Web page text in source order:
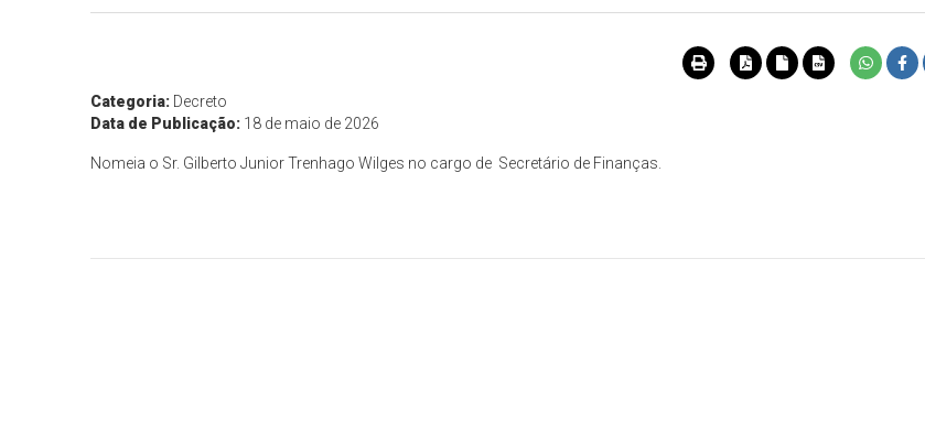
Categoria: Decreto
Data de Publicação: 18 de maio de 2026
Nomeia o Sr. Gilberto Junior Trenhago Wilges no cargo de Secretário de Finanças.